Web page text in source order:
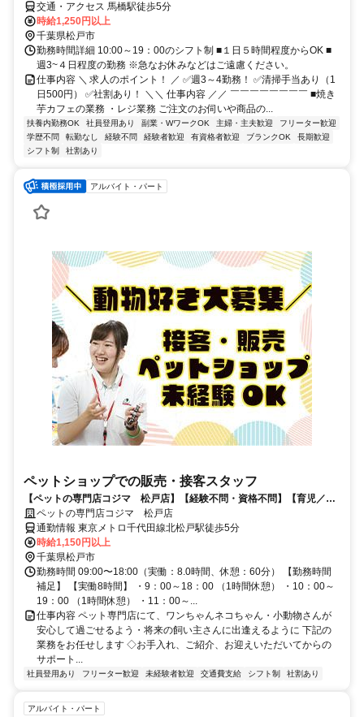
交通・アクセス 馬橋駅徒歩5分
時給1,250円以上
千葉県松戸市
勤務時間詳細 10:00～19：00のシフト制 ■１日５時間程度からOK ■
週3~４日程度の勤務 ※急なお休みなどはご遠慮ください。
仕事内容 ＼ 求人のポイント！ ／ ✅週3～4勤務！ ✅清掃手当あり（1
日500円） ✅社割あり！ ＼＼ 仕事内容 ／／ ￣￣￣￣￣￣￣￣ ■焼き
芋カフェの業務 ・レジ業務 ご注文のお伺いや商品の...
扶養内勤務OK 社員登用あり 副業・WワークOK 主婦・主夫歓迎
フリーター歓迎
学歴不問
転勤なし 経験不問 経験者歓迎 有資格者歓迎 ブランクOK
長期歓迎
シフト制
社割あり
アルバイト・パート
ペットショップでの販売・接客スタッフ
【ペットの専門店コジマ 松戸店】【経験不問・資格不問】【育児／家
事と両立するママさんパパさん活躍中 家庭都合休も相談OKです】
ペットの専門店コジマ 松戸店
通勤情報 東京メトロ千代田線北松戸駅徒歩5分
時給1,150円以上
千葉県松戸市
勤務時間 09:00〜18:00（実働：8.0時間、休憩：60分） 【勤務時間
補足】 【実働8時間】 ・9：00～18：00 （1時間休憩） ・10：00～
19：00 （1時間休憩） ・11：00～...
仕事内容 ペット専門店にて、ワンちゃんネコちゃん・小動物さんが
安心して過ごせるよう・将来の飼い主さんに出逢えるように 下記の
業務をお任せします ◇お手入れ、ご紹介、お迎えいただいてからの
サポート...
社員登用あり フリーター歓迎 未経験者歓迎 交通費支給 シフト制 社割あり
アルバイト・パート